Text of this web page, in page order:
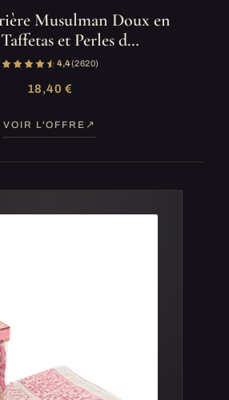
Musulman Doux en
et Perles d…
4,4(2 620)
18,40 €
VOIR L'OFFRE